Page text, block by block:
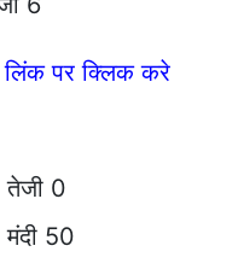
पर क्लिक करे
तेजी 0
50